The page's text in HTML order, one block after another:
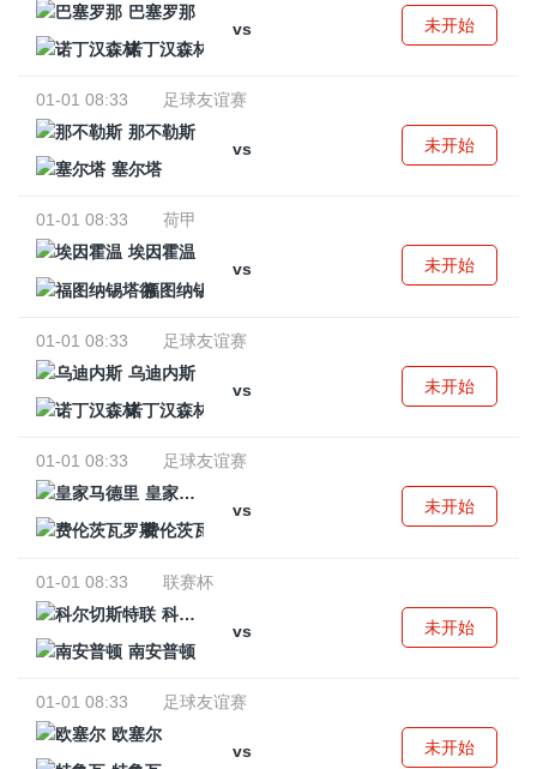
巴塞罗那
vs
诺丁汉森林
未开始
01-01 08:33
足球友谊赛
那不勒斯
vs
塞尔塔
未开始
01-01 08:33
荷甲
埃因霍温
vs
福图纳锡塔德
未开始
01-01 08:33
足球友谊赛
乌迪内斯
vs
诺丁汉森林
未开始
01-01 08:33
足球友谊赛
皇家马德里
vs
费伦茨瓦罗斯
未开始
01-01 08:33
联赛杯
科尔切斯特联
vs
南安普顿
未开始
01-01 08:33
足球友谊赛
欧塞尔
vs
未开始